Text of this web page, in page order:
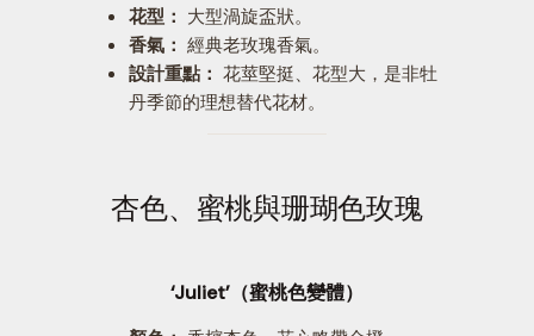
花型： 大型渦旋盃狀。
香氣： 經典老玫瑰香氣。
設計重點： 花莖堅挺、花型大，是非牡
丹季節的理想替代花材。
杏色、蜜桃與珊瑚色玫瑰
‘Juliet’（蜜桃色變體）